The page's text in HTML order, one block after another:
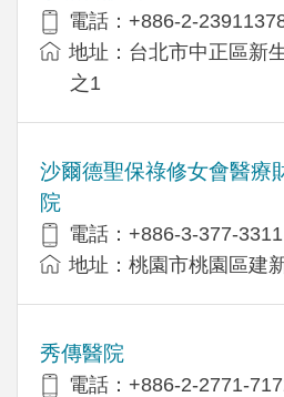
電話：+886-2-
地址：台北市中正區新
之1
沙爾德聖保祿修女會醫療
院
電話：+886-3-377-3311
地址：桃園市桃園區建
秀傳醫院
電話：+886-2-2771-